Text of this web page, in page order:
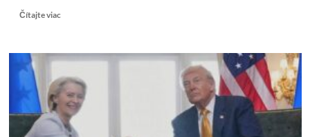
Čítajte viacRead
Taraba
musel
požiadať
moderátora,
nech
skúsi